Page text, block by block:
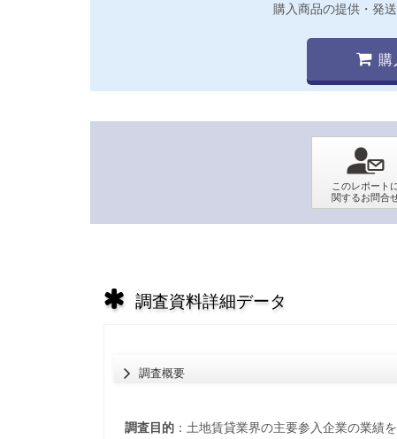
購入商品の提供・発
購
調査資料詳細データ
調査概要
調査目的：土地賃貸業界の主要参入企業の業績